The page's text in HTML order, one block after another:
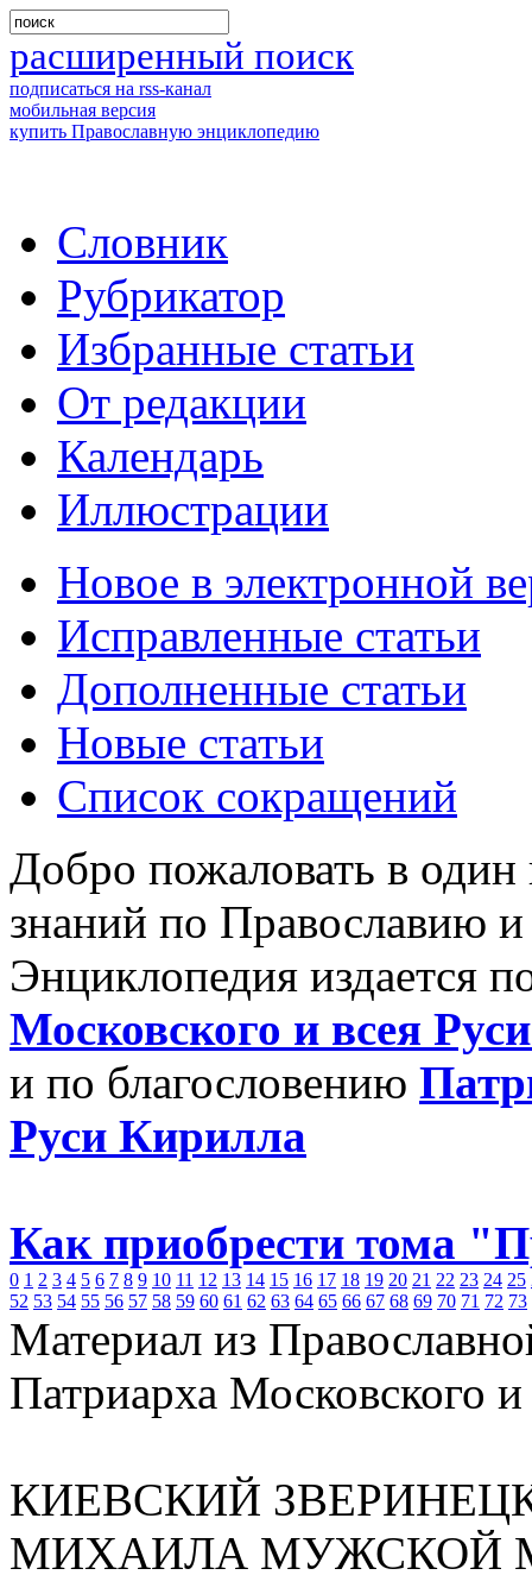
расширенный поиск
подписаться на rss-канал
мобильная версия
купить Православную энциклопедию
Словник
Рубрикатор
Избранные статьи
От редакции
Календарь
Иллюстрации
Новое в электронной
Исправленные статьи
Дополненные статьи
Новые статьи
Список сокращений
Добро пожаловать в
знаний по Православию
Энциклопедия издается
Московского и всея
и по благословению
Руси Кирилла
Как приобрести тома
0 1 2 3 4 5 6 7 8 9 10 11 12 13 14 15 16 17 18 19 20 21 22 23 24 25
52 53 54 55 56 57 58 59 60 61 62 63 64 65 66 67 68 69 70 71 72 73
Материал из
Патриарха Московского
КИЕВСКИЙ
МИХАИЛА МУЖСКОЙ